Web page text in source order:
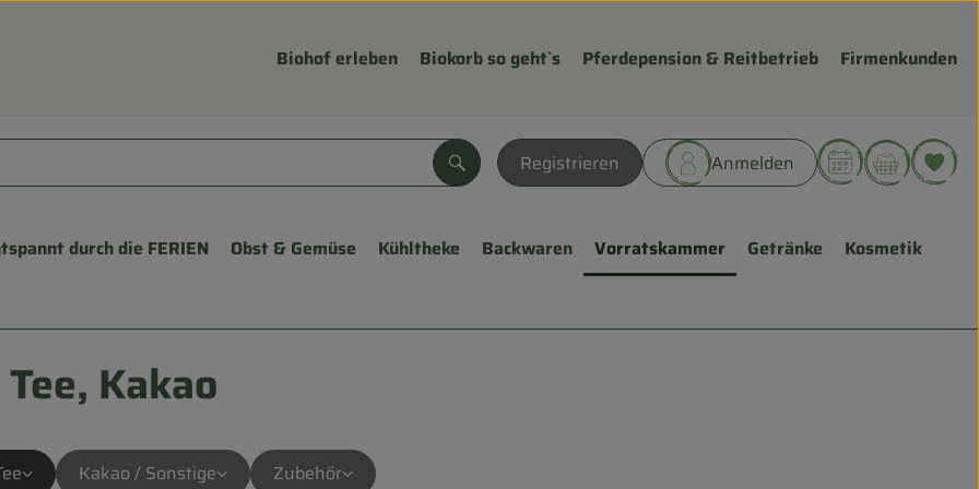
Biohof erleben Biokorb so geht`s Pferdepension & Reitbetrieb Firmenkunden
Registrieren Anmelden
Suchen
durch die FERIEN Obst & Gemüse Kühltheke Backwaren Vorratskammer Getränke
Kosmetik
Kakao
Kakao / Sonstige Zubehör